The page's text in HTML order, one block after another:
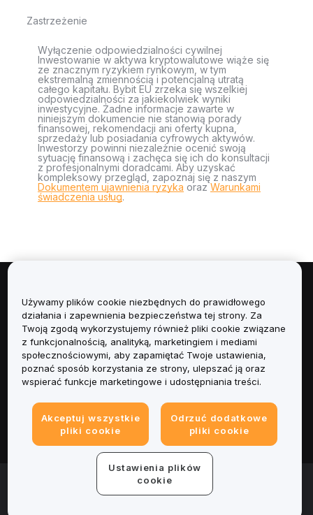
Zastrzeżenie
Wyłączenie odpowiedzialności cywilnej
Inwestowanie w aktywa kryptowalutowe wiąże się
ze znacznym ryzykiem rynkowym, w tym
ekstremalną zmiennością i potencjalną utratą
całego kapitału. Bybit EU zrzeka się wszelkiej
odpowiedzialności za jakiekolwiek wyniki
inwestycyjne. Żadne informacje zawarte w
niniejszym dokumencie nie stanowią porady
finansowej, rekomendacji ani oferty kupna,
sprzedaży lub posiadania cyfrowych aktywów.
Inwestorzy powinni niezależnie ocenić swoją
sytuację finansową i zachęca się ich do konsultacji
z profesjonalnymi doradcami. Aby uzyskać
kompleksowy przegląd, zapoznaj się z naszym
Dokumentem ujawnienia ryzyka orazWarunkami
świadczenia usług.
Informacje
Usługi
Obsługa Klienta
Informacje prawne
© 2025-2026 Bybit.eu. Wszystkie prawa zastrzeżone.
Używamy plików cookie niezbędnych do prawidłowego
działania i zapewnienia bezpieczeństwa tej strony. Za
Twoją zgodą wykorzystujemy również pliki cookie związane
z funkcjonalnością, analityką, marketingiem i mediami
społecznościowymi, aby zapamiętać Twoje ustawienia,
poznać sposób korzystania ze strony, ulepszać ją oraz
wspierać funkcje marketingowe i udostępniania treści.
Akceptuj wszystkie
pliki cookie
Odrzuć dodatkowe
pliki cookie
Ustawienia plików
cookie